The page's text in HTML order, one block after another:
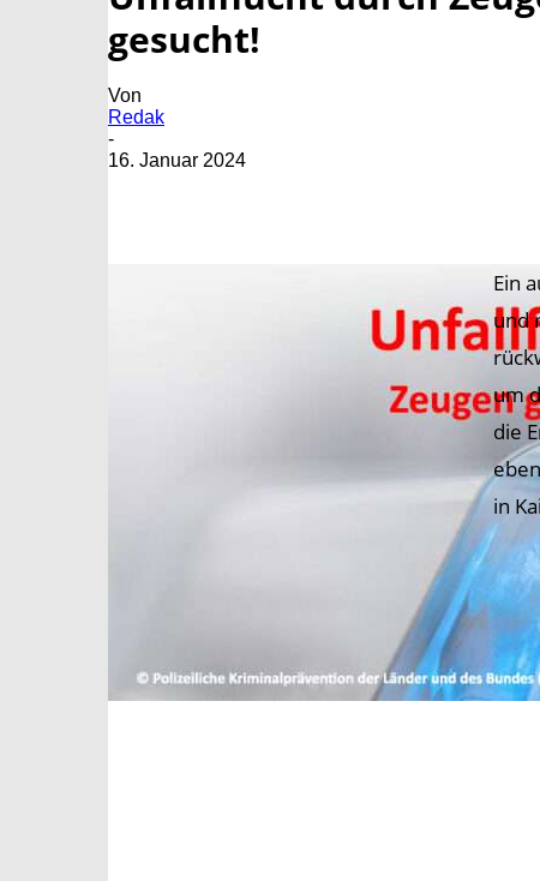
gesucht!
Von
Redak
-
16. Januar 2024
Ein
und
um
die
in